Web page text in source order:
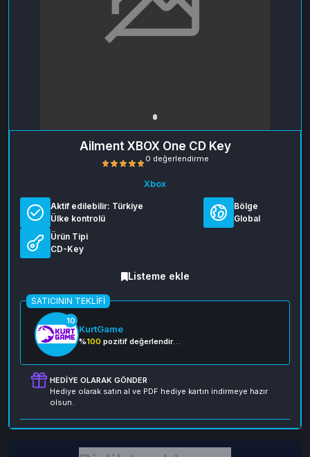
Ailment XBOX One CD Key
0 değerlendirme
Xbox
Aktif edilebilir: Türkiye
Ülke kontrolü
Bölge
Global
Ürün Tipi
CD-Key
Listeme ekle
SATICININ TEKLIFI
10
KurtGame
%100 pozitif değerlendirme
HEDIYE OLARAK GÖNDER
Hediye olarak satın al ve PDF hediye kartın indirmeye hazır
olsun.